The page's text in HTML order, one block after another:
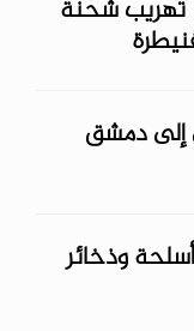
تهريب شحنة
إلى دمشق
وذخائر